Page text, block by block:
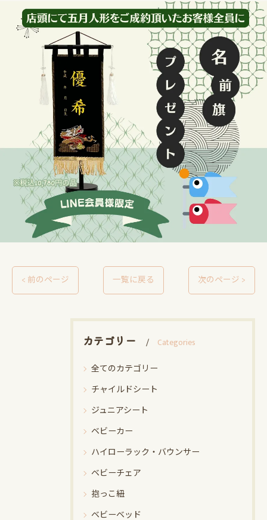
< 前のページ 一覧に戻る 次のページ >
カテゴリー Categories
全てのカテゴリー
チャイルドシート
ジュニアシート
ベビーカー
ハイローラック・バウンサー
ベビーチェア
抱っこ紐
ベビーベッド